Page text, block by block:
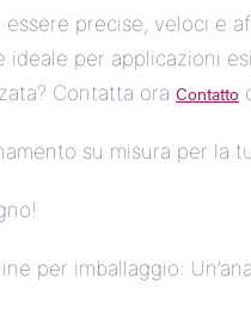
precise, veloci e
ideale per applicazioni
Contatta ora Contatto
su misura per la
per imballaggio: